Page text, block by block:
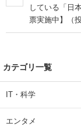
している「日
票実施中】（
カテゴリ一覧
IT・科学
エンタメ